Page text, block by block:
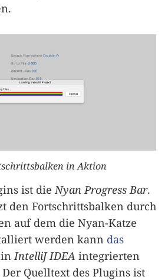
in Aktion
ist die Nyan Progress Bar.
den Fortschrittsbalken durch
auf dem die Nyan-Katze
werden kann das
IntelliJ IDEA integrierten
Quelltext des Plugins ist